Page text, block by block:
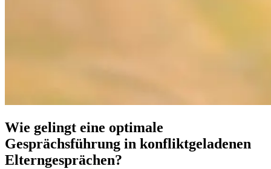
Wie gelingt eine optimale
Gesprächsführung in konfliktgeladenen
Elterngesprächen?